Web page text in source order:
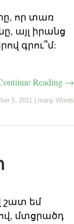
որ տառ
այլ իրանց
գրու՞մ:
Reading →
5, 2011 many Words
շատ եմ
մտցրածդ